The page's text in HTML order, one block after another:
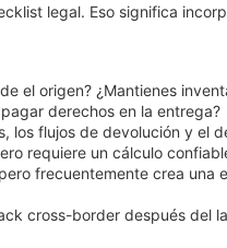
legal. Eso significa
el origen? ¿Mantienes
derechos en la entrega?
flujos de devolución y el
requiere un cálculo
frecuentemente crea
cross-border después del